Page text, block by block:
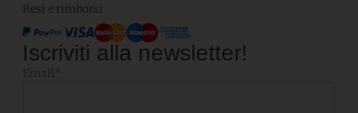
Resi e rimborsi
Iscriviti alla newsletter!